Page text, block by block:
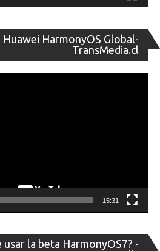
Huawei HarmonyOS Global-
TransMedia.cl
de
15:31
usar la beta HarmonyOS7? -